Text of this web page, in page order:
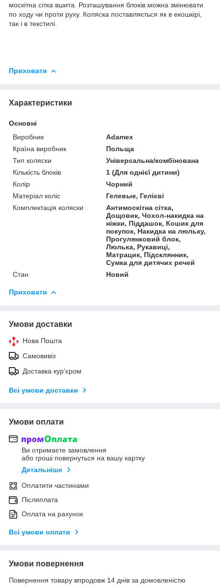
москітна сітка вшита. Розташування блоків можна змінювати
по ходу чи проти руху. Коляска поставляється як в екошкірі,
так і в текстилі.
Приховати
Характеристики
Основні
Виробник
Adamex
Країна виробник
Польща
Тип коляски
Універсальна/комбінована
Кількість блоків
1 (Для однієї дитини)
Колір
Чорний
Матеріал коліс
Гелевые, Гелієві
Комплектація коляски
Антимоскітна сітка,
Дощовик, Чохол-накидка на
ніжки, Піддашок, Кошик для
покупок, Накидка на люльку,
Прогулянковий блок,
Люлька, Рукавиці,
Матрацик, Підсклянник,
Сумка для дитячих речей
Стан
Новий
Приховати
Умови доставки
Нова Пошта
Самовивіз
Доставка кур'єром
Всі умови доставки
Умови оплати
Ви отримаєте замовлення
або гроші повернуться на вашу картку
Детальніше
Оплатити частинами
Післяплата
Оплата на рахунок
Всі умови оплати
Умови повернення
Повернення товару впродовж 14 днів за домовленістю